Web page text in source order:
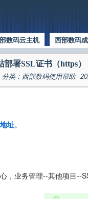
数码云主机 西部数码
署SSL证书（https）
分类：西部数码使用帮助
址。
，业务管理--其他项目--